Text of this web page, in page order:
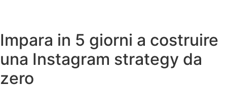
Impara in 5 giorni a costruire
una Instagram strategy da
zero